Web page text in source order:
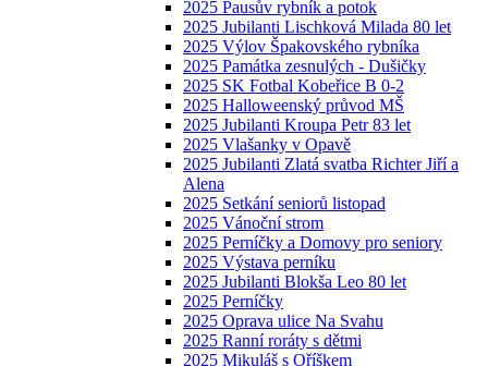
2025 Pausův rybník a potok
2025 Jubilanti Lischková Milada 80 let
2025 Výlov Špakovského rybníka
2025 Památka zesnulých - Dušičky
2025 SK Fotbal Kobeřice B 0-2
2025 Halloweenský průvod MŠ
2025 Jubilanti Kroupa Petr 83 let
2025 Vlašanky v Opavě
2025 Jubilanti Zlatá svatba Richter Jiří a
Alena
2025 Setkání seniorů listopad
2025 Vánoční strom
2025 Perníčky a Domovy pro seniory
2025 Výstava perníku
2025 Jubilanti Blokša Leo 80 let
2025 Perníčky
2025 Oprava ulice Na Svahu
2025 Ranní roráty s dětmi
2025 Mikuláš s Oříškem